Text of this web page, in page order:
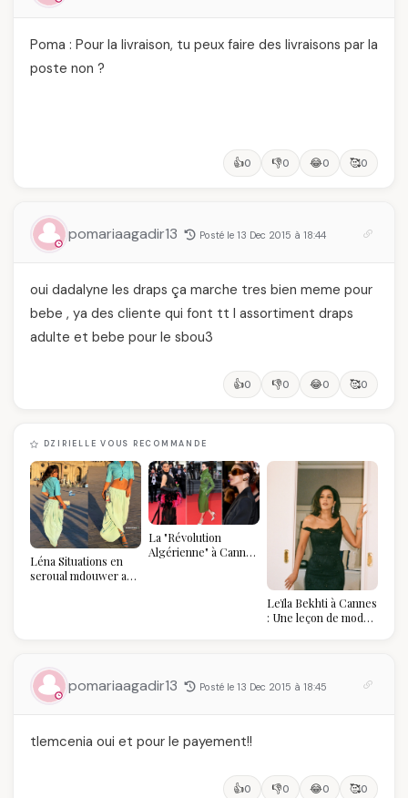
Poma : Pour la livraison, tu peux faire des livraisons par la
poste non ?
👍0 👎0 😂0 🥰0
pomariaagadir13 Posté le 13 Dec 2015 à 18:44
oui dadalyne les draps ça marche tres bien meme pour
bebe , ya des cliente qui font tt l assortiment draps
adulte et bebe pour le sbou3
👍0 👎0 😂0 🥰0
DZIRIELLE VOUS RECOMMANDE
Léna Situations en
seroual mdouwer au
La "Révolution
Algérienne" à Cannes
Leïla Bekhti à Cannes
: Une leçon de mode
pomariaagadir13 Posté le 13 Dec 2015 à 18:45
tlemcenia oui et pour le payement!!
👍0 👎0 😂0 🥰0